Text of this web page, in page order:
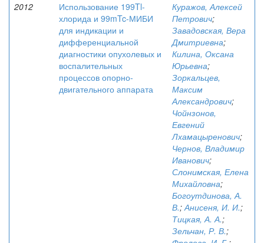
2012
Использование 199Tl-
хлорида и 99mTc-МИБИ
для индикации и
дифференциальной
диагностики опухолевых и
воспалительных
процессов опорно-
двигательного аппарата
Куражов, Алексей
Петрович;
Завадовская, Вера
Дмитриевна;
Килина, Оксана
Юрьевна;
Зоркальцев,
Максим
Александрович;
Чойнзонов,
Евгений
Лхамацыренович;
Чернов, Владимир
Иванович;
Слонимская, Елена
Михайловна;
Богоутдинова, А.
В.;Анисеня, И. И.;
Тицкая, А. А.;
Зельчан, Р. В.;